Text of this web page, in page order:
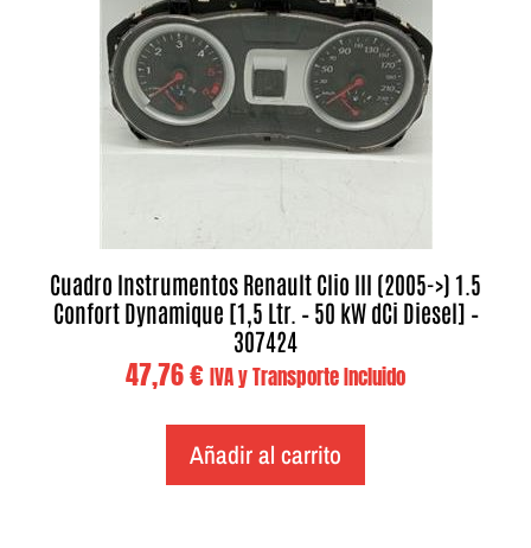
Cuadro Instrumentos Renault Clio III (2005->) 1.5
Confort Dynamique [1,5 Ltr. – 50 kW dCi Diesel] –
307424
47,76€ IVA y Transporte Incluido
Añadir al carrito